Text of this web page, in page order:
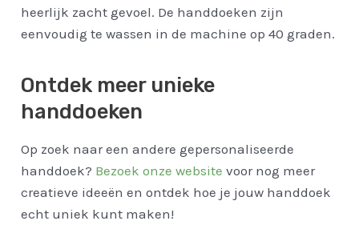
heerlijk zacht gevoel. De handdoeken zijn
eenvoudig te wassen in de machine op 40 graden.
Ontdek meer unieke
handdoeken
Op zoek naar een andere gepersonaliseerde
handdoek? Bezoek onze website voor nog meer
creatieve ideeën en ontdek hoe je jouw handdoek
echt uniek kunt maken!